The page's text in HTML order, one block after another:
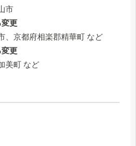
市
変更
、京都府相楽郡精華町 など
更
美町 など